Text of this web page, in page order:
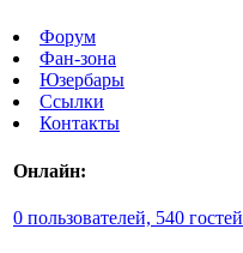
Форум
Фан-зона
Юзербары
Ссылки
Контакты
Онлайн:
0 пользователей, 540 гостей